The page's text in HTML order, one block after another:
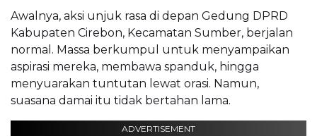
Awalnya, aksi unjuk rasa di depan Gedung DPRD
Kabupaten Cirebon, Kecamatan Sumber, berjalan
normal. Massa berkumpul untuk menyampaikan
aspirasi mereka, membawa spanduk, hingga
menyuarakan tuntutan lewat orasi. Namun,
suasana damai itu tidak bertahan lama.
ADVERTISEMENT